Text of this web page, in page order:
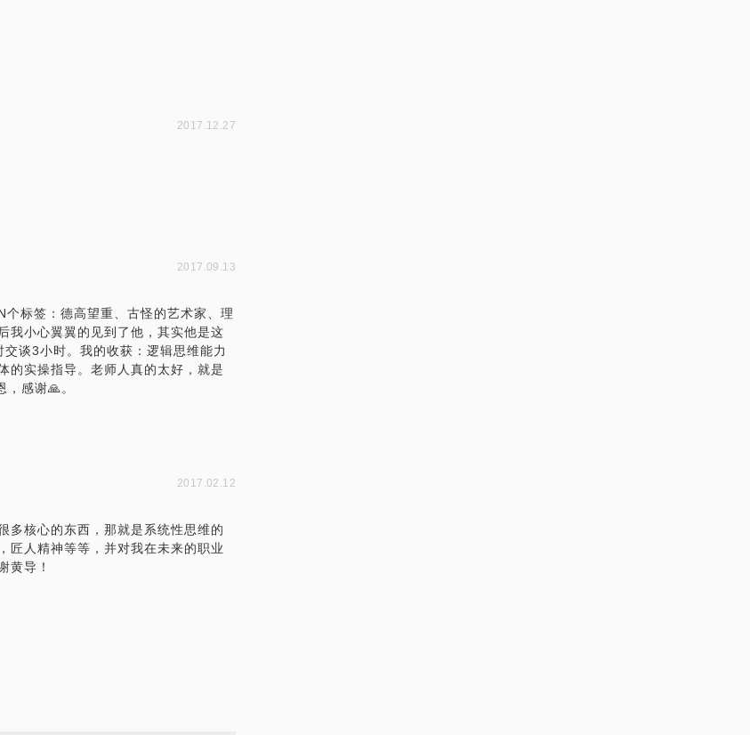
2017.12.27
2017.09.13
标签：德高望重、古怪的艺术家、理
我小心翼翼的见到了他，其实他是这
谈3小时。我的收获：逻辑思维能力
的实操指导。老师人真的太好，就是
感谢🙏。
2017.02.12
多核心的东西，那就是系统性思维的
匠人精神等等，并对我在未来的职业
黄导！